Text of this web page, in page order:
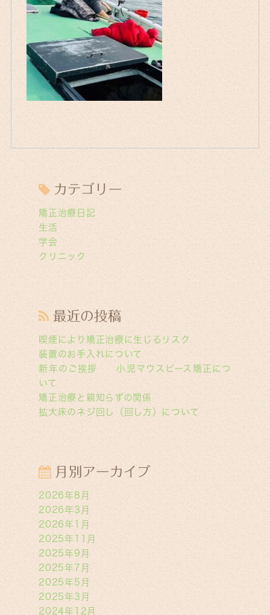
カテゴリー
矯正治療日記
生活
学会
クリニック
最近の投稿
喫煙により矯正治療に生じるリスク
装置のお手入れについて
新年のご挨拶 小児マウスピース矯正につ
いて
矯正治療と親知らずの関係
拡大床のネジ回し（回し方）について
月別アーカイブ
2026年8月
2026年3月
2026年1月
2025年11月
2025年9月
2025年7月
2025年5月
2025年3月
2024年12月